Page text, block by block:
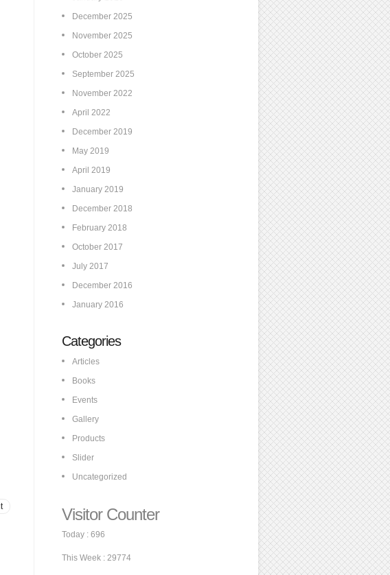
December 2025
November 2025
October 2025
September 2025
November 2022
April 2022
December 2019
May 2019
April 2019
January 2019
December 2018
February 2018
October 2017
July 2017
December 2016
January 2016
Categories
Articles
Books
Events
Gallery
Products
Slider
Uncategorized
Visitor Counter
Today : 696
This Week : 29774